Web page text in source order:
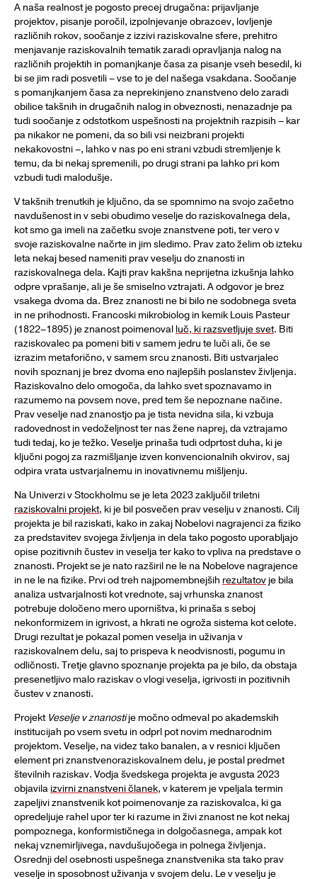
A naša realnost je pogosto precej drugačna: prijavljanje
projektov, pisanje poročil, izpolnjevanje obrazcev, lovljenje
različnih rokov, soočanje z izzivi raziskovalne sfere, prehitro
menjavanje raziskovalnih tematik zaradi opravljanja nalog na
različnih projektih in pomanjkanje časa za pisanje vseh besedil, ki
bi se jim radi posvetili – vse to je del našega vsakdana. Soočanje
s pomanjkanjem časa za neprekinjeno znanstveno delo zaradi
obilice takšnih in drugačnih nalog in obvez­nosti, nenazadnje pa
tudi soočanje z odstotkom uspešnosti na projektnih razpisih ­­– kar
pa nikakor ne pomeni, da so bili vsi neizbrani projekti
nekakovostni –, lahko v nas po eni strani vzbudi stremljenje k
temu, da bi nekaj spremenili, po drugi strani pa lahko pri kom
vzbudi tudi malodušje.
V takšnih trenutkih je ključno, da se spomnimo na svojo začetno
navdušenost in v sebi obudimo veselje do raziskovalnega dela,
kot smo ga imeli na začetku svoje znanstvene poti, ter vero v
svoje raziskovalne načrte in jim sledimo. Prav zato želim ob izteku
leta nekaj besed nameniti prav veselju do znanosti in
raziskovalnega dela. Kajti prav kakšna neprijetna izkušnja lahko
odpre vprašanje, ali je še smiselno vztrajati. A odgovor je brez
vsakega dvoma da. Brez znanosti ne bi bilo ne sodobnega sveta
in ne prihodnosti. Francoski mikrobiolog in kemik Louis Pasteur
(1822–1895) je znanost poimenoval luč, ki razsvetljuje svet. Biti
raziskovalec pa pomeni biti v samem jedru te luči ali, če se
izrazim metaforično, v samem srcu znanosti. Biti ustvarjalec
novih spoznanj je brez dvoma eno najlepših poslanstev življenja.
Raziskovalno delo omogoča, da lahko svet spoznavamo in
razumemo na povsem nove, pred tem še nepoznane načine.
Prav veselje nad znanostjo pa je tista nevidna sila, ki vzbuja
radovednost in vedoželjnost ter nas žene naprej, da vztrajamo
tudi tedaj, ko je težko. Veselje prinaša tudi odprtost duha, ki je
ključni pogoj za razmišljanje izven konvencionalnih okvirov, saj
odpira vrata ustvarjalnemu in inovativnemu mišljenju.
Na Univerzi v Stockholmu se je leta 2023 zaključil triletni
raziskovalni projekt, ki je bil posvečen prav veselju v znanosti. Cilj
projekta je bil raziskati, kako in zakaj Nobelovi nagrajenci za fiziko
za predstavitev svojega življenja in dela tako pogosto uporabljajo
opise pozitivnih čustev in veselja ter kako to vpliva na predstave o
znanosti. Projekt se je nato razširil ne le na Nobelove nagrajence
in ne le na fizike. Prvi od treh najpomembnejših rezultatov je bila
analiza ustvarjalnosti kot vrednote, saj vrhunska znanost
potrebuje določeno mero uporništva, ki prinaša s seboj
nekonformizem in igrivost, a hkrati ne ogroža sistema kot celote.
Drugi rezultat je pokazal pomen veselja in uživanja v
raziskovalnem delu, saj to prispeva k neodvisnosti, pogumu in
odličnosti. Tretje glavno spoznanje projekta pa je bilo, da obstaja
presenetljivo malo raziskav o vlogi veselja, igrivosti in pozitivnih
čustev v znanosti.
Projekt Veselje v znanostije močno odmeval po akademskih
institucijah po vsem svetu in odprl pot novim mednarodnim
projektom. Veselje, na videz tako banalen, a v resnici ključen
element pri znanstvenoraziskovalnem delu, je postal predmet
številnih raziskav. Vodja švedskega projekta je avgusta 2023
objavila izvirni znanstveni članek, v katerem je vpeljala termin
zapeljivi znanstvenik kot poimenovanje za raziskovalca, ki ga
opredeljuje rahel upor ter ki razume in živi znanost ne kot nekaj
pompoznega, konformističnega in dolgočasnega, ampak kot
nekaj vznemirljivega, navdušujočega in polnega življenja.
Osrednji del osebnosti uspešnega znanstvenika sta tako prav
veselje in sposobnost uživanja v svojem delu. Le v veselju je